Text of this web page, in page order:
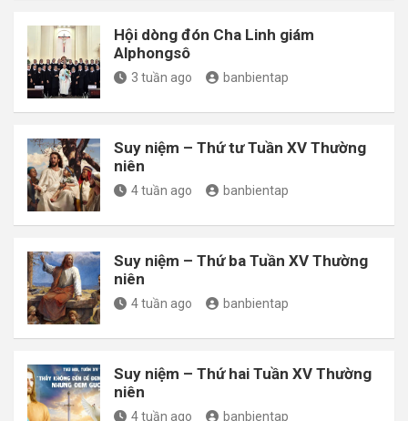
Hội dòng đón Cha Linh giám
Alphongsô
3 tuần ago banbientap
Suy niệm – Thứ tư Tuần XV Thường
niên
4 tuần ago banbientap
Suy niệm – Thứ ba Tuần XV Thường
niên
4 tuần ago banbientap
Suy niệm – Thứ hai Tuần XV Thường
niên
4 tuần ago banbientap